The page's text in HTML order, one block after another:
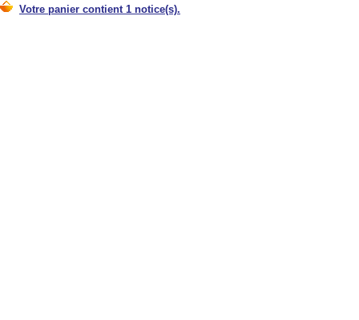
Votre panier contient 1 notice(s).